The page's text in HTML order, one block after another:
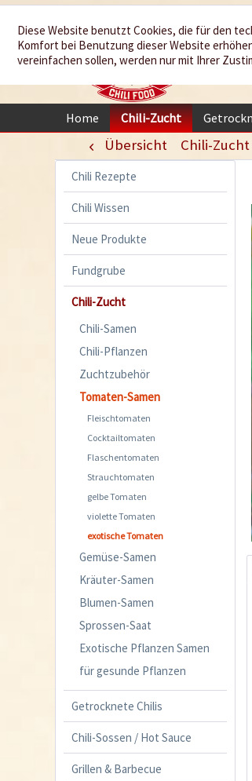
Wir
Ihr
Home Chili-Zucht
Übersicht Chili-Zucht
Chili Rezepte
Chili Wissen
Neue Produkte
Fundgrube
Chili-Zucht
Chili-Samen
Chili-Pflanzen
Zuchtzubehör
Tomaten-Samen
Fleischtomaten
Cocktailtomaten
Flaschentomaten
Strauchtomaten
gelbe Tomaten
violette Tomaten
exotische Tomaten
Gemüse-Samen
Kräuter-Samen
Blumen-Samen
Sprossen-Saat
Exotische Pflanzen Samen
für gesunde Pflanzen
Getrocknete Chilis
Chili-Sossen / Hot Sauce
Grillen & Barbecue
Diese Website benutzt Cookies, die für den
Komfort bei Benutzung dieser Website
vereinfachen sollen, werden nur mit Ihrer